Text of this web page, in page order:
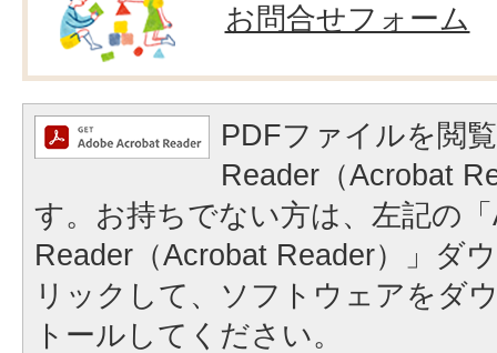
お問合せフォーム
PDFファイルを閲
Reader（Acrobat
す。お持ちでない方は、左記の
Reader（Acrobat Reader）」ダ
リックして、ソフトウェアをダ
トールしてください。